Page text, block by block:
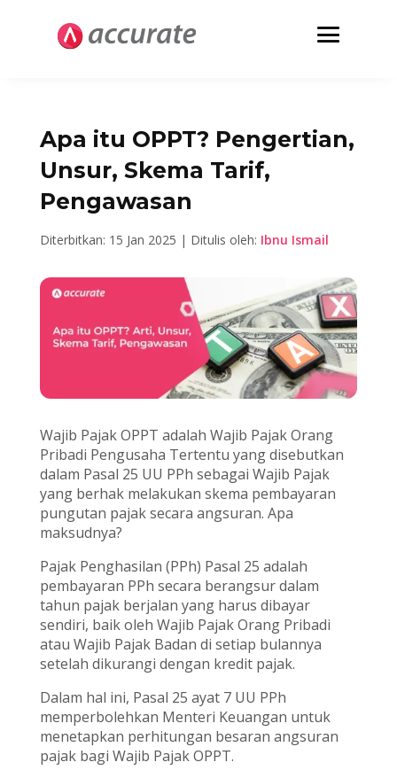
Apa itu OPPT? Pengertian,
Unsur, Skema Tarif,
Pengawasan
Diterbitkan: 15 Jan 2025 | Ditulis oleh: Ibnu Ismail
Wajib Pajak OPPT adalah Wajib Pajak Orang
Pribadi Pengusaha Tertentu yang disebutkan
dalam Pasal 25 UU PPh sebagai Wajib Pajak
yang berhak melakukan skema pembayaran
pungutan pajak secara angsuran. Apa
maksudnya?
Pajak Penghasilan (PPh) Pasal 25 adalah
pembayaran PPh secara berangsur dalam
tahun pajak berjalan yang harus dibayar
sendiri, baik oleh Wajib Pajak Orang Pribadi
atau Wajib Pajak Badan di setiap bulannya
setelah dikurangi dengan kredit pajak.
Dalam hal ini, Pasal 25 ayat 7 UU PPh
memperbolehkan Menteri Keuangan untuk
menetapkan perhitungan besaran angsuran
pajak bagi Wajib Pajak OPPT.